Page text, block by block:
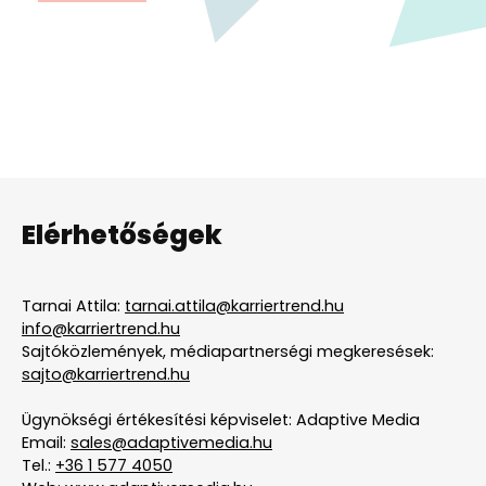
Elérhetőségek
Tarnai Attila: tarnai.attila@karriertrend.hu
info@karriertrend.hu
Sajtóközlemények, médiapartnerségi megkeresések:
sajto@karriertrend.hu
Ügynökségi értékesítési képviselet: Adaptive Media
Email: sales@adaptivemedia.hu
Tel.: +36 1 577 4050